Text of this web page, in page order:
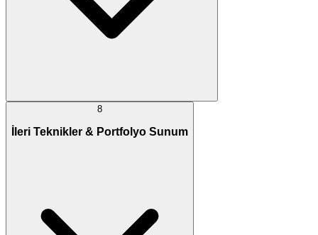
8
İleri Teknikler & Portfolyo Sunum